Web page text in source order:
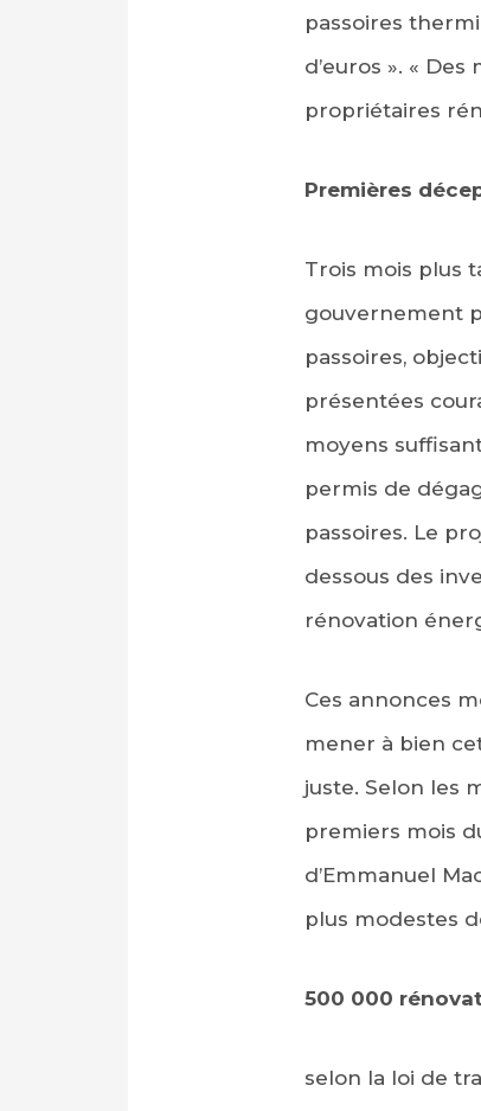
passoires
d’euros ». «
propriétaires
Premières
Trois mois plus
gouvernement
passoires,
présentées
moyens
permis de
passoires. Le
dessous des
rénovation
Ces annonces
mener à bien
juste. Selon les
premiers mois
d’Emmanuel
plus modestes
500 000
selon la loi de